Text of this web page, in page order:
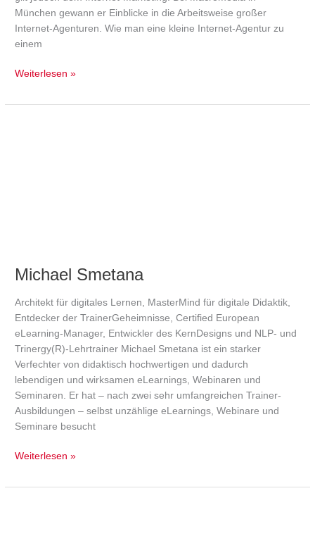
München gewann er Einblicke in die Arbeitsweise großer
Internet-Agenturen. Wie man eine kleine Internet-Agentur zu
einem
Weiterlesen »
Michael Smetana
Architekt für digitales Lernen, MasterMind für digitale Didaktik,
Entdecker der TrainerGeheimnisse, Certified European
eLearning-Manager, Entwickler des KernDesigns und NLP- und
Trinergy(R)-Lehrtrainer Michael Smetana ist ein starker
Verfechter von didaktisch hochwertigen und dadurch
lebendigen und wirksamen eLearnings, Webinaren und
Seminaren. Er hat – nach zwei sehr umfangreichen Trainer-
Ausbildungen – selbst unzählige eLearnings, Webinare und
Seminare besucht
Weiterlesen »